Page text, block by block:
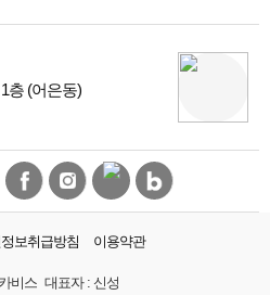
층 (어은동)
보취급방침 이용약관
비스 대표자 :신성